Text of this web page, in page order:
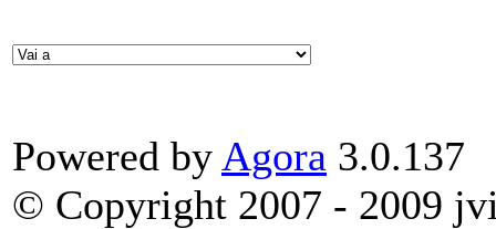
Powered by Agora 3.0.137
© Copyright 2007 - 2009